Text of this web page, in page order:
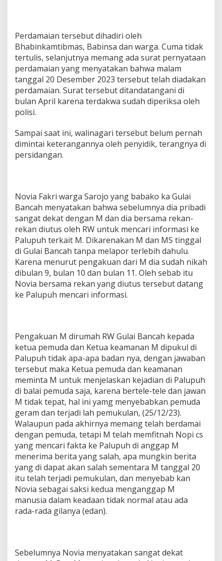
Perdamaian tersebut dihadiri oleh
Bhabinkamtibmas, Babinsa dan warga. Cuma tidak
tertulis, selanjutnya memang ada surat pernyataan
perdamaian yang menyatakan bahwa malam
tanggal 20 Desember 2023 tersebut telah diadakan
perdamaian. Surat tersebut ditandatangani di
bulan April karena terdakwa sudah diperiksa oleh
polisi.
Sampai saat ini, walinagari tersebut belum pernah
dimintai keterangannya oleh penyidik, terangnya di
persidangan.
Novia Fakri warga Sarojo yang babako ka Gulai
Bancah menyatakan bahwa sebelumnya dia pribadi
sangat dekat dengan M dan dia bersama rekan-
rekan diutus oleh RW untuk mencari informasi ke
Palupuh terkait M. Dikarenakan M dan MS tinggal
di Gulai Bancah tanpa melapor terlebih dahulu.
Karena menurut pengakuan dari M dia sudah nikah
dibulan 9, bulan 10 dan bulan 11. Oleh sebab itu
Novia bersama rekan yang diutus tersebut datang
ke Palupuh mencari informasi.
Pengakuan M dirumah RW Gulai Bancah kepada
ketua pemuda dan Ketua keamanan M dipukul di
Palupuh tidak apa-apa badan nya, dengan jawaban
tersebut maka Ketua pemuda dan keamanan
meminta M untuk menjelaskan kejadian di Palupuh
di balai pemuda saja, karena bertele-tele dan jawan
M tidak tepat, hal ini yamg menyebabkan pemuda
geram dan terjadi lah pemukulan, (25/12/23).
Walaupun pada akhirnya memang telah berdamai
dengan pemuda, tetapi M telah memfitnah Nopi cs
yang mencari fakta ke Palupuh di anggap M
menerima berita yang salah, apa mungkin berita
yang di dapat akan salah sementara M tanggal 20
itu telah terjadi pemukulan, dan menyebab kan
Novia sebagai saksi kedua menganggap M
manusia dalam keadaan tidak normal atau ada
rada-rada gilanya (edan).
Sebelumnya Novia menyatakan sangat dekat